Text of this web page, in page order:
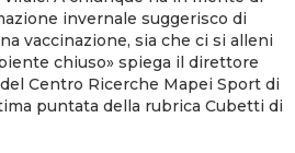
invernale suggerisco di
vaccinazione, sia che ci si alleni
chiuso» spiega il direttore
Centro Ricerche Mapei Sport di
puntata della rubrica Cubetti di